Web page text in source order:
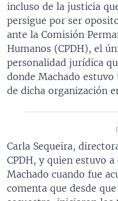
incluso de la justicia
persigue por ser
ante la Comisión
Humanos (CPDH), el
personalidad jurídica
donde Machado
de dicha organización
Carla Sequeira,
CPDH, y quien estuvo
Machado cuando fue
comenta que desde